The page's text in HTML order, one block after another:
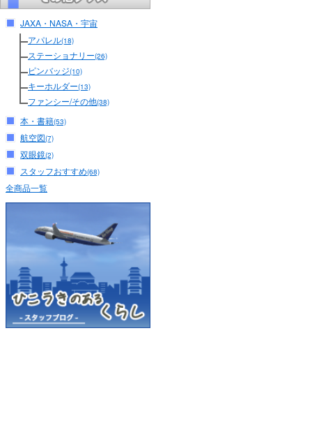
JAXA・NASA・宇宙
アパレル(18)
ステーショナリー(26)
ピンバッジ(10)
キーホルダー(13)
ファンシー/その他(38)
本・書籍(53)
航空図(7)
双眼鏡(2)
スタッフおすすめ(68)
全商品一覧